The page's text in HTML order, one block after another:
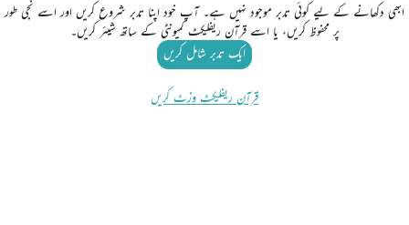
ابھی دکھانے کے لیے کوئی تدبر موجود نہیں ہے۔ آپ خود اپنا تدبر شروع کریں اور اسے نجی طور
پر محفوظ کریں، یا اسے قرآن ریفلیکٹ کمیونٹی کے ساتھ شیئر کریں۔
ایک تدبر شامل کریں
قرآن ریفلیکٹ وزٹ کریں